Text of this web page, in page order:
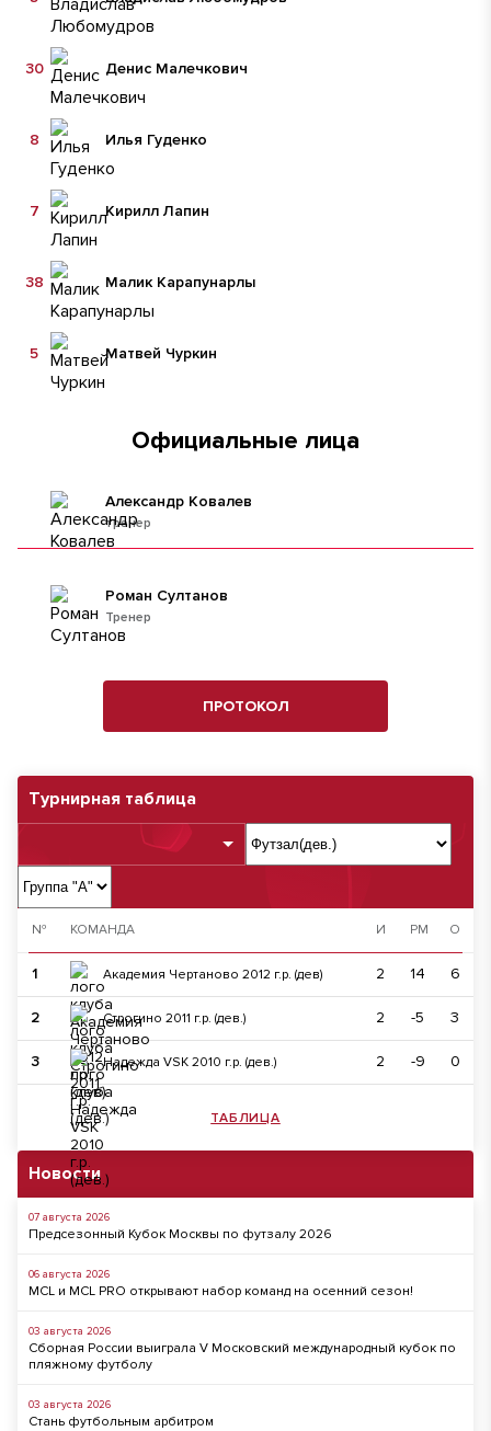
Турнирная таблица
№ КОМАНДА И РМ О
1 Академия Чертаново 2012 г.р. (дев) 2 14 6
2 Строгино 2011 г.р. (дев.) 2 -5 3
3 Надежда VSK 2010 г.р. (дев.) 2 -9 0
ТАБЛИЦА
Новости
07 августа 2026
Предсезонный Кубок Москвы по футзалу 2026
06 августа 2026
MCL и MCL PRO открывают набор команд на осенний сезон!
03 августа 2026
Сборная России выиграла V Московский международный кубок по
пляжному футболу
03 августа 2026
Стань футбольным арбитром
Денис Малечкович
30
Илья Гуденко
8
Кирилл Лапин
7
Малик Карапунарлы
38
Матвей Чуркин
5
Официальные лица
тренер
Александр Ковалев
Тренер
Роман Султанов
ПРОТОКОЛ